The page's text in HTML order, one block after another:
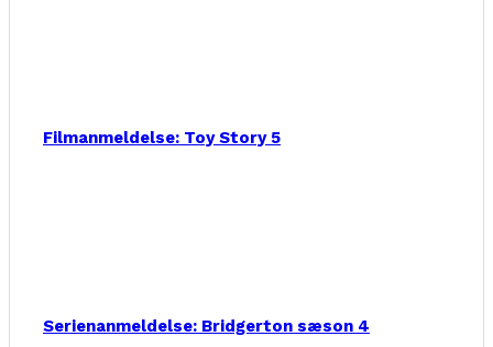
Filmanmeldelse: Toy Story 5
Serienanmeldelse: Bridgerton sæson 4